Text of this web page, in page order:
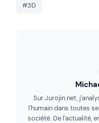
#3D
Sur Jurojin.net,
l'humain dans toutes
société. De l'actualité,